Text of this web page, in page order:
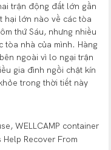
trận động đất lớn gần
hại lớn nào về các tòa
thứ Sáu, nhưng nhiều
tòa nhà của mình. Hàng
ngoài vì lo ngại trận
gia đình ngồi chật kín
trong thời tiết này